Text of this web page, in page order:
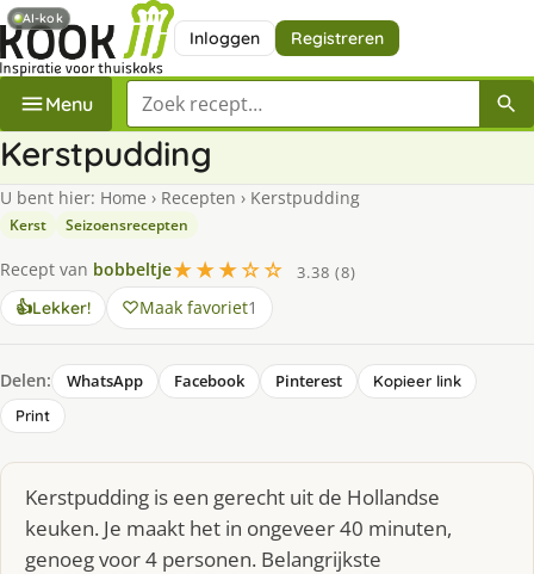
Inloggen Registreren
Menu Zoek een recept
Kerstpudding
U bent hier: Home › Recepten › Kerstpudding
Kerst Seizoensrecepten
Recept van bobbeltje★★★☆☆
3.38 (8)
👍Lekker! Maak favoriet1
Delen: WhatsApp Facebook Pinterest
Kopieer link
Print
Kerstpudding is een gerecht uit de Hollandse
keuken. Je maakt het in ongeveer 40 minuten,
genoeg voor 4 personen. Belangrijkste
AI-kok